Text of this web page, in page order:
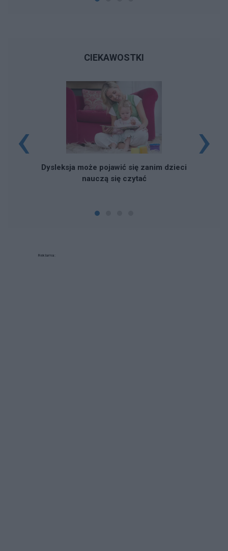
CIEKAWOSTKI
Dysleksja może pojawić się zanim dzieci
nauczą się czytać
‹ ›
Reklama: